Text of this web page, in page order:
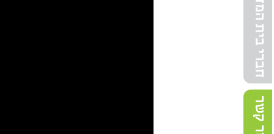
חברי בית המדרש
צור קשר